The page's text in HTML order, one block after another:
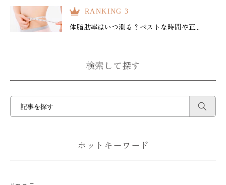
RANKING 3
体脂肪率はいつ測る？ベストな時間や正...
検索して探す
ホットキーワード